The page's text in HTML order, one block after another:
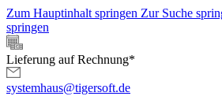
Zum Hauptinhalt springen Zur Suche
springen
Lieferung auf Rechnung*
systemhaus@tigersoft.de